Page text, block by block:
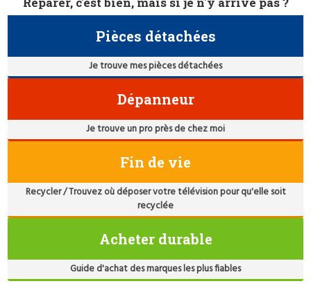
Pièces détachées
Je trouve mes pièces détachées
Dépanneur
Je trouve un pro près de chez moi
Fin de vie
Recycler / Trouvez où déposer votre télévision pour qu'elle soit
recyclée
Acheter durable
Guide d'achat des marques les plus fiables